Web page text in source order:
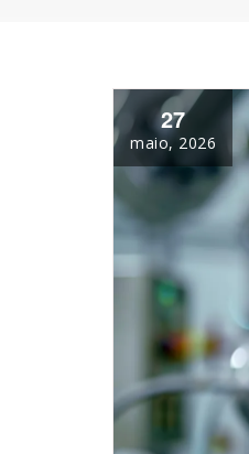
27
maio, 2026